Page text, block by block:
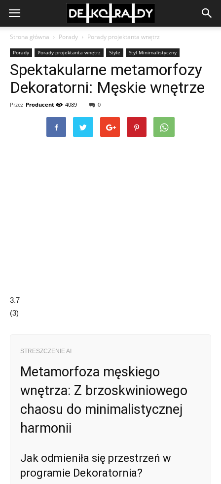
Strona główna Porady Porady projektanta wnętrz
Porady Porady projektanta wnętrz Style Styl Minimalistyczny
Spektakularne metamorfozy
Dekoratorni: Męskie wnętrze
Przez Producent 4089 0
3.7
(3)
STRESZCZENIE AI
Metamorfoza męskiego
wnętrza: Z brzoskwiniowego
chaosu do minimalistycznej
harmonii
Jak odmieniła się przestrzeń w
programie Dekoratornia?